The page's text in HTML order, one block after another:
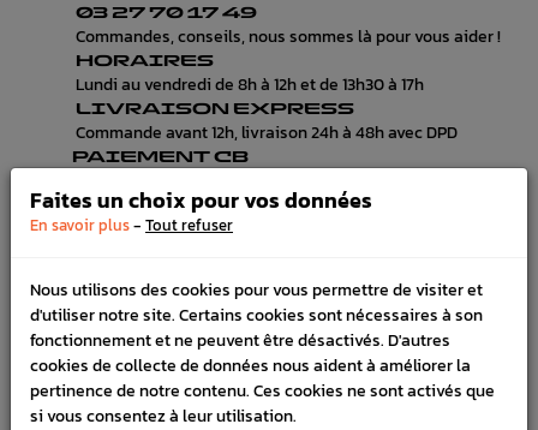
03 27 70 17 49
Commandes, conseils, nous sommes là pour vous aider !
HORAIRES
Lundi au vendredi de 8h à 12h et de 13h30 à 17h
LIVRAISON EXPRESS
Commande avant 12h, livraison 24h à 48h avec DPD
PAIEMENT CB
commande
DÉTAILS DU PRODUIT
LIVRAISON
VÉHICULES COMPATIBLE
Faites un choix pour vos données
En savoir plus- Tout refuser
Nous utilisons des cookies pour vous permettre de visiter et
d'utiliser notre site. Certains cookies sont nécessaires à son
fonctionnement et ne peuvent être désactivés. D'autres
cookies de collecte de données nous aident à améliorer la
pertinence de notre contenu. Ces cookies ne sont activés que
si vous consentez à leur utilisation.